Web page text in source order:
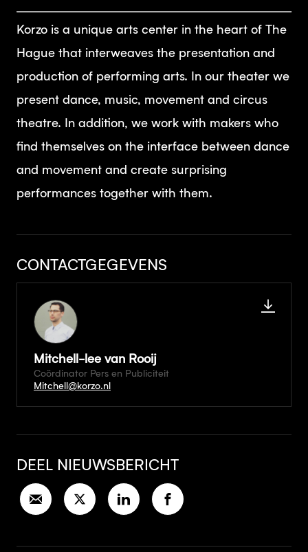
Korzo is a unique arts center in the heart of The
Hague that interweaves the presentation and
production of performing arts. In our theater we
present dance, music, movement and circus
theatre. In addition, we work with makers who
find themselves on the interface between dance
and movement and create surprising
performances together with them.
CONTACTGEGEVENS
Mitchell-lee van Rooij
Coördinator Pers en Publiciteit
Mitchell@korzo.nl
DEEL NIEUWSBERICHT